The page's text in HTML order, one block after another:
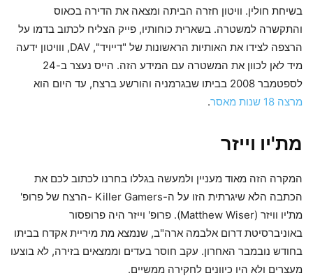
בשיחת חולין. וויטון חזרה הביתה ומצאה את הדירה בכאוס
והתקשרה למשטרה. בשארית כוחותיו, פייק הצליח לכתוב בדמו על
הרצפה לצידו את האותיות הראשונות של "דייויד", DAV, ווויטון ידעה
מיד לאן לכוון את המשטרה עם המידע הזה. הייס נעצר ב-24
לספטמבר 2008 בביתו שבגרמניה והורשע ברצח, עד היום הוא
מרצה 18 שנות מאסר
.
מת'יו וייזר
המקרה הזה מאוד מעניין ולמעשה בגללו בחרנו לכתוב לכם את
הכתבה הלא שיגרתית הזו על ה-Killer Gamers -הרצח של פרופ'
מת'יו וויזר (Matthew Wiser). פרופ' וייזר היה פרופסור
באוניברסיטת דרום אלבמה ארה"ב, שנמצא מת מיריית אקדח בביתו
בחודש נובמבר האחרון. עקב חוסר בעדים וממצאים בזירה, לא בוצעו
מעצרים ולא היו כיוונים לחקירה ממשיים.